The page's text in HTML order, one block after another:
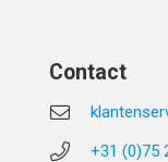
Contact
+31 (0)75